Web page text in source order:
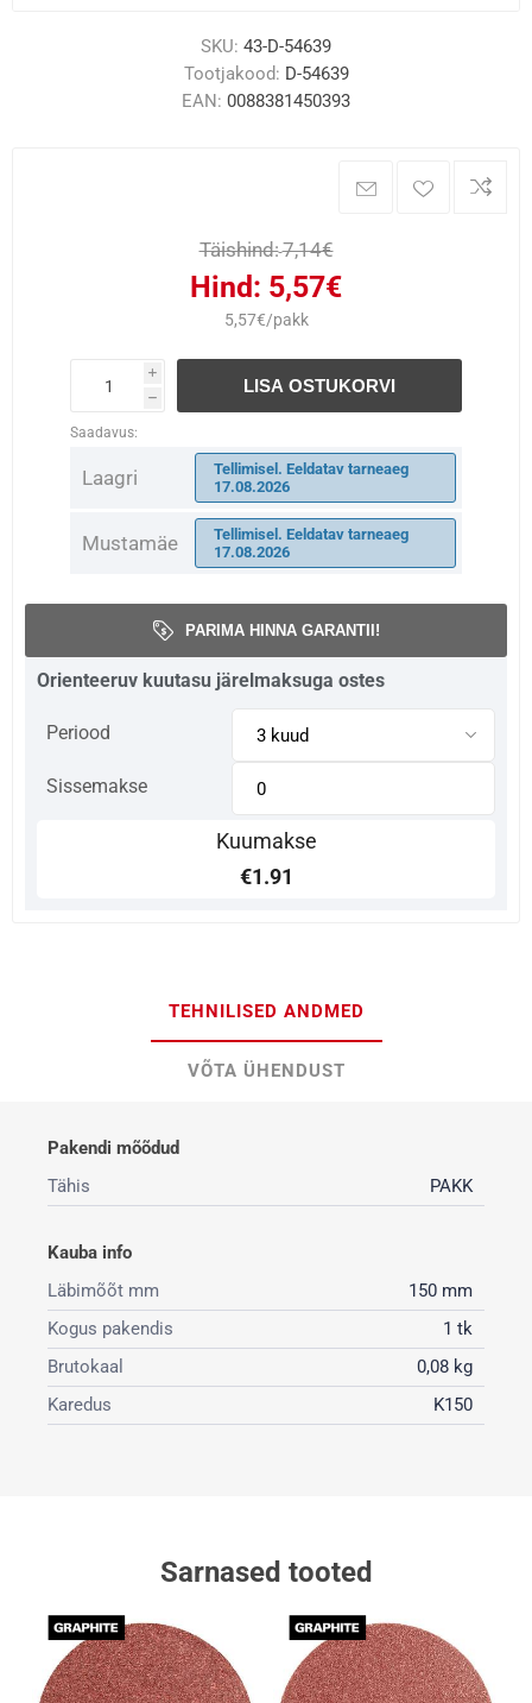
SKU: 43-D-54639
Tootjakood: D-54639
EAN: 0088381450393
Täishind:7,14€
Hind: 5,57€
5,57€/pakk
i
h
LISA OSTUKORVI
Saadavus:
Laagri
Tellimisel. Eeldatav tarneaeg
17.08.2026
Mustamäe
Tellimisel. Eeldatav tarneaeg
17.08.2026
PARIMA HINNA GARANTII!
Orienteeruv kuutasu järelmaksuga ostes
Periood
Sissemakse
Kuumakse
€1.91
TEHNILISED ANDMED
VÕTA ÜHENDUST
Pakendi mõõdud
Tähis
PAKK
Kauba info
Läbimõõt mm
150 mm
Kogus pakendis
1 tk
Brutokaal
0,08 kg
Karedus
K150
Sarnased tooted